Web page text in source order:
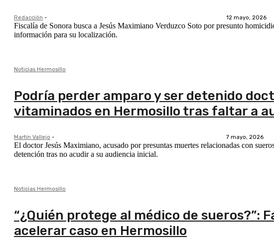
Redacción - 12 mayo, 2026
Fiscalía de Sonora busca a Jesús Maximiano Verduzco Soto por presunto
información para su localización.
Noticias Hermosillo
Podría perder amparo y ser detenido
vitaminados en Hermosillo tras faltar a
Martín Vallejo - 7 mayo, 2026
El doctor Jesús Maximiano, acusado por presuntas muertes relacionadas con
detención tras no acudir a su audiencia inicial.
Noticias Hermosillo
“¿Quién protege al médico de sueros?”:
acelerar caso en Hermosillo